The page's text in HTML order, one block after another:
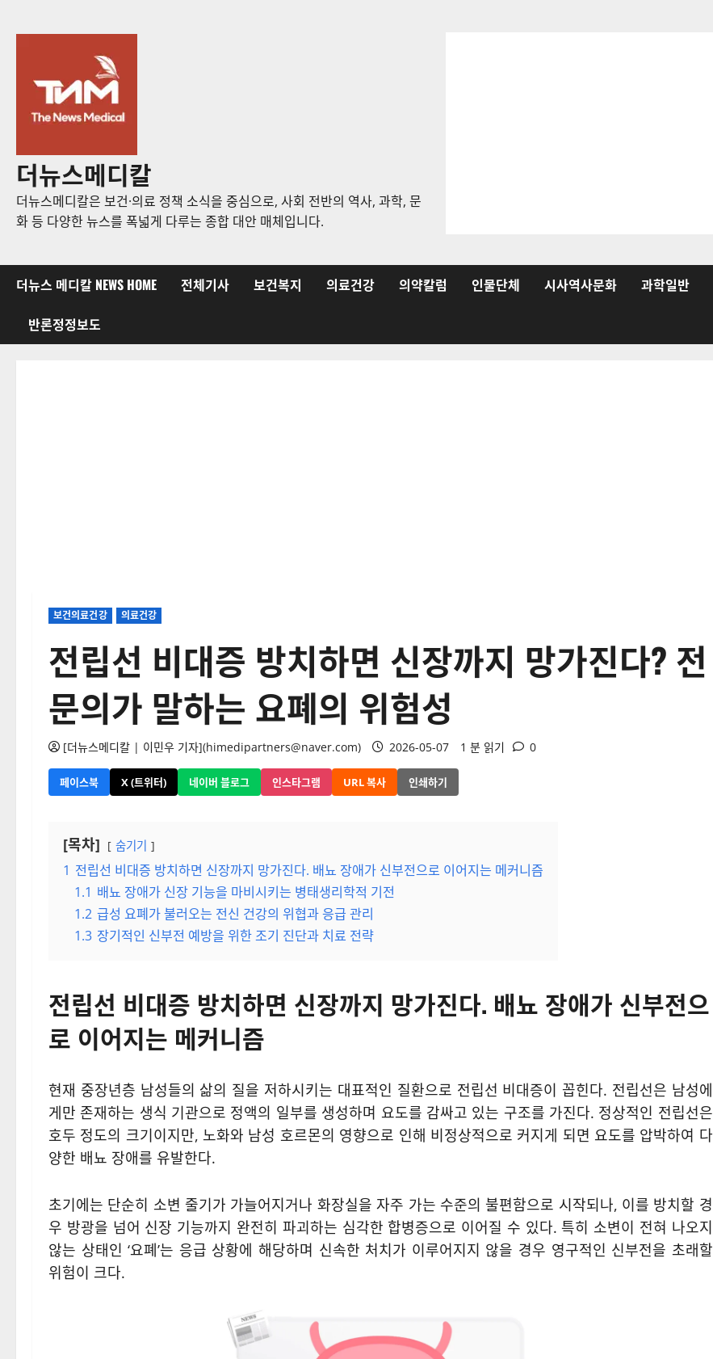
더뉴스메디칼
더뉴스메디칼은 보건·의료 정책 소식을 중심으로, 사회 전반의 역사, 과학, 문
화 등 다양한 뉴스를 폭넓게 다루는 종합 대안 매체입니다.
더뉴스 메디칼 NEWS HOME 전체기사 보건복지 의료건강 의약칼럼 인물단체 시사역사문화 과학일반
반론정정보도
보건의료건강 의료건강
전립선 비대증 방치하면 신장까지 망가진다? 전
문의가 말하는 요폐의 위험성
[더뉴스메디칼 | 이민우 기자](himedipartners@naver.com) 2026-05-07 1 분 읽기 0
페이스북 X (트위터) 네이버 블로그 인스타그램 URL 복사 인쇄하기
[목차] 숨기기
1 전립선 비대증 방치하면 신장까지 망가진다. 배뇨 장애가 신부전으로 이어지는 메커니즘
1.1 배뇨 장애가 신장 기능을 마비시키는 병태생리학적 기전
1.2 급성 요폐가 불러오는 전신 건강의 위협과 응급 관리
1.3 장기적인 신부전 예방을 위한 조기 진단과 치료 전략
전립선 비대증 방치하면 신장까지 망가진다. 배뇨 장애가 신부전으
로 이어지는 메커니즘
현재 중장년층 남성들의 삶의 질을 저하시키는 대표적인 질환으로 전립선 비대증이 꼽힌다. 전립선은 남성에
게만 존재하는 생식 기관으로 정액의 일부를 생성하며 요도를 감싸고 있는 구조를 가진다. 정상적인 전립선은
호두 정도의 크기이지만, 노화와 남성 호르몬의 영향으로 인해 비정상적으로 커지게 되면 요도를 압박하여 다
양한 배뇨 장애를 유발한다.
초기에는 단순히 소변 줄기가 가늘어지거나 화장실을 자주 가는 수준의 불편함으로 시작되나, 이를 방치할 경
우 방광을 넘어 신장 기능까지 완전히 파괴하는 심각한 합병증으로 이어질 수 있다. 특히 소변이 전혀 나오지
않는 상태인 ‘요폐’는 응급 상황에 해당하며 신속한 처치가 이루어지지 않을 경우 영구적인 신부전을 초래할
위험이 크다.